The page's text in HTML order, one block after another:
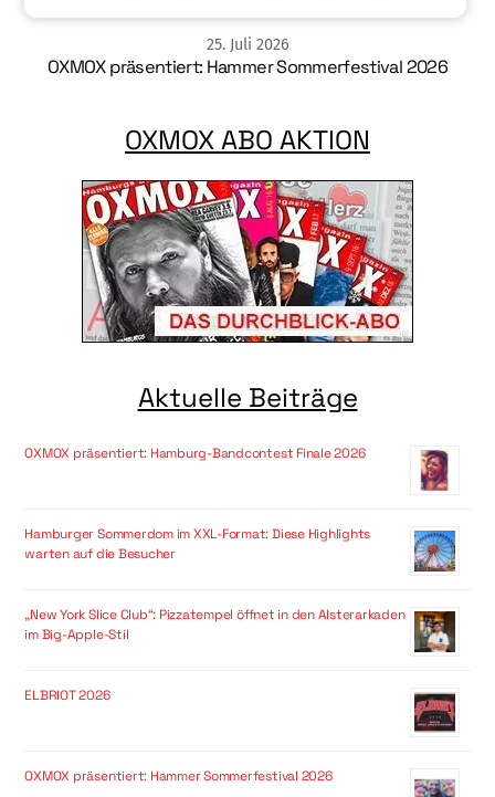
25. Juli 2026
OXMOX präsentiert: Hammer Sommerfestival 2026
OXMOX ABO AKTION
Aktuelle Beiträge
OXMOX präsentiert: Hamburg-Bandcontest Finale 2026
Hamburger Sommerdom im XXL-Format: Diese Highlights
warten auf die Besucher
„New York Slice Club“: Pizzatempel öffnet in den Alsterarkaden
im Big-Apple-Stil
ELBRIOT 2026
OXMOX präsentiert: Hammer Sommerfestival 2026